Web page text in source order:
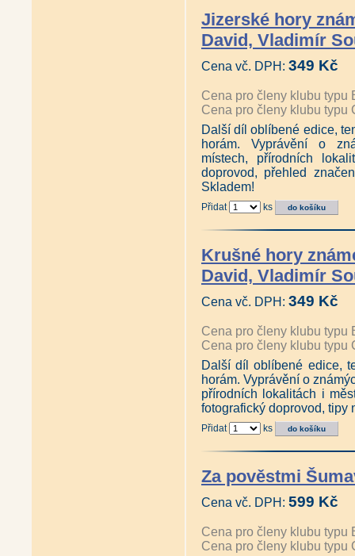
Jizerské hory
David, Vladimír
Cena vč. DPH: 349 Kč
Cena pro členy klubu typu
Cena pro členy klubu typu
Další díl oblíbené edice,
horám. Vyprávění o
místech, přírodních
doprovod, přehled
Skladem!
Přidat ks
Krušné hory
David, Vladimír
Cena vč. DPH: 349 Kč
Cena pro členy klubu typu
Cena pro členy klubu typu
Další díl oblíbené edice,
horám. Vyprávění o
přírodních lokalitách i
fotografický doprovod, tipy
Přidat ks
Za pověstmi
Cena vč. DPH: 599 Kč
Cena pro členy klubu typu
Cena pro členy klubu typu